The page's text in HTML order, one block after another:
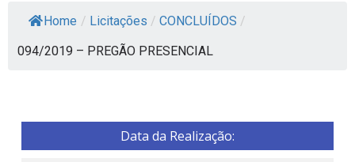
Home / Licitações / CONCLUÍDOS /
094/2019 – PREGÃO PRESENCIAL
Data da Realização: